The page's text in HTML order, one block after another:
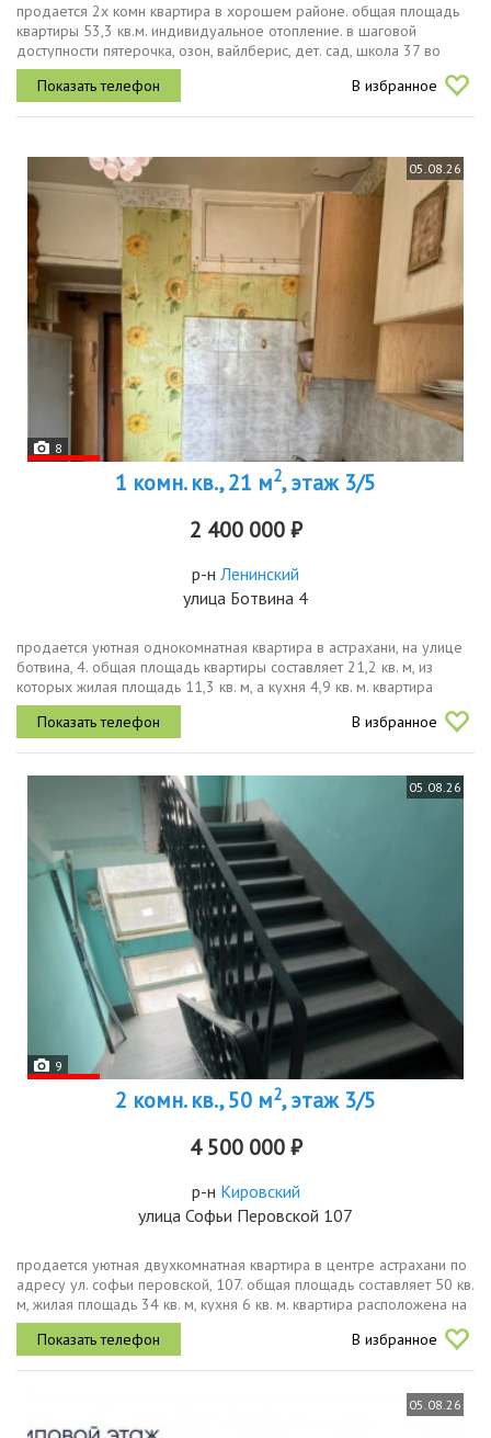
продается 2х комн квартира в хорошем районе. общая площадь
квартиры 53,3 кв.м. индивидуальное отопление. в шаговой
доступности пятерочка, озон, вайлберис, дет. сад, школа 37 во
дворе.
В избранное
05.08.26
8
1 комн. кв., 21 м2, этаж 3/5
2 400 000 ₽
р-н Ленинский
улица Ботвина 4
продается уютная однокомнатная квартира в астрахани, на улице
ботвина, 4. общая площадь квартиры составляет 21,2 кв. м, из
которых жилая площадь 11,3 кв. м, а кухня 4,9 кв. м. квартира
расположена на третьем этаже пятиэтажного кирпичного дома,...
В избранное
05.08.26
9
2 комн. кв., 50 м2, этаж 3/5
4 500 000 ₽
р-н Кировский
улица Софьи Перовской 107
продается уютная двухкомнатная квартира в центре астрахани по
адресу ул. софьи перовской, 107. общая площадь составляет 50 кв.
м, жилая площадь 34 кв. м, кухня 6 кв. м. квартира расположена на
3м этаже 5этажного дома, построенного в 1970 году....
В избранное
05.08.26